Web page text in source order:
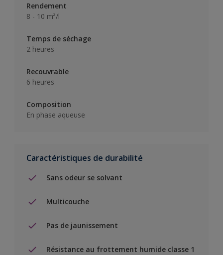
Rendement
8 - 10 m²/l
Temps de séchage
2 heures
Recouvrable
6 heures
Composition
En phase aqueuse
Caractéristiques de durabilité
Sans odeur se solvant
Multicouche
Pas de jaunissement
Résistance au frottement humide classe 1